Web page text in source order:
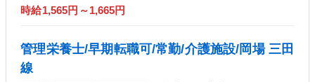
時給1,565円～1,665円
管理栄養士/早期転職可/常勤/介護施設/岡場 三田
線